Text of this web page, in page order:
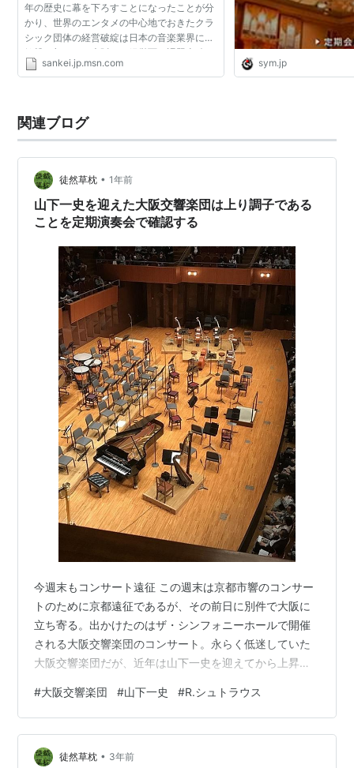
年の歴史に幕を下ろすことになったことが分
かり、世界のエンタメの中心地でおきたクラ
シック団体の経営破綻は日本の音楽業界にも
衝撃を与えた。大阪でも経営面で課題山積の
オーケストラがある。堺市堺区に本拠地を置
sankei.jp.msn.com sym.jp
関連ブログ
徒然草枕 • 1年前
山下一史を迎えた大阪交響楽団は上り調子である
ことを定期演奏会で確認する
今週末もコンサート遠征 この週末は京都市響のコンサー
トのために京都遠征であるが、その前日に別件で大阪に
立ち寄る。出かけたのはザ・シンフォニーホールで開催
される大阪交響楽団のコンサート。永らく低迷していた
大阪交響楽団だが、近年は山下一史を迎えてから上昇機
という考え。 金曜日の仕事を早めに終えるとまずは大阪
へ。やはりここのところ本業の疲労が半端なく、車内で
はほぼ意識を失った状態で大阪に到着する。 福島に到着
したのは開演1時間半前。やや際どい時間ではあるが、夕
#大阪交響楽団 #山下一史 #R.シュトラウス
徒然草枕 • 3年前